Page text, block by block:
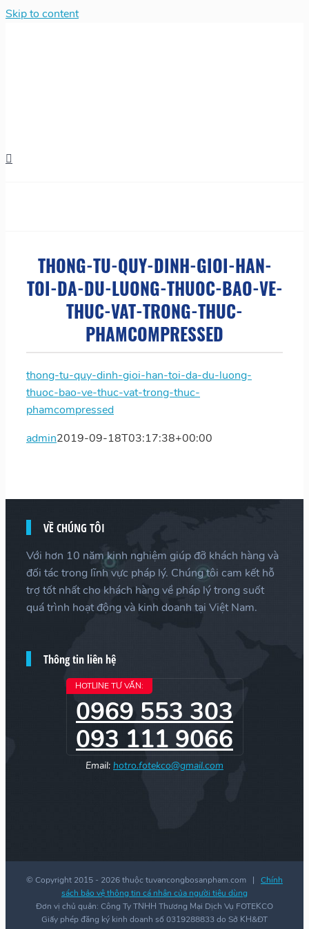
Skip to content
THONG-TU-QUY-DINH-GIOI-HAN-
TOI-DA-DU-LUONG-THUOC-BAO-VE-
THUC-VAT-TRONG-THUC-
PHAMCOMPRESSED
thong-tu-quy-dinh-gioi-han-toi-da-du-luong-
thuoc-bao-ve-thuc-vat-trong-thuc-
phamcompressed
admin2019-09-18T03:17:38+00:00
VỀ CHÚNG TÔI
Với hơn 10 năm kinh nghiệm giúp đỡ khách hàng và
đối tác trong lĩnh vực pháp lý. Chúng tôi cam kết hỗ
trợ tốt nhất cho khách hàng về pháp lý trong suốt
quá trình hoạt động và kinh doanh tại Việt Nam.
Thông tin liên hệ
HOTLINE TƯ VẤN:
0969 553 303
093 111 9066
Email: hotro.fotekco@gmail.com
© Copyright 2015 - 2026 thuộc tuvancongbosanpham.com | Chính
sách bảo vệ thông tin cá nhân của người tiêu dùng
Đơn vị chủ quản: Công Ty TNHH Thương Mại Dịch Vụ FOTEKCO
Giấy phép đăng ký kinh doanh số 0319288833 do Sở KH&ĐT